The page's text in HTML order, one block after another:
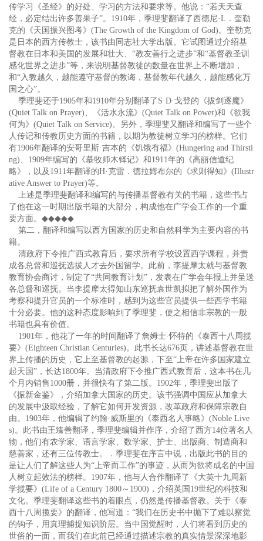
传学习《圣经》的好处、学习的方法和要求等。他说：“若天天查
经，必定结出许多善果子”。1910年，季理斐翻译了西德尼·L．奎勒
克的《天国振兴图考》(The Growth of the Kingdom of God)。奎勒克
是日本的西方传教士，该书由同志社大学出版。它试图通过介绍基
督教在日本和美国的发展和壮大、“教友善行之进步”和“基督教圣训
感化世界之进步”等，来说明基督教徒的数量在世界上不断增加，
和“入教越久，越能遵守基督的教诲，基督教年代越久，越能感化万
国之心”。
季理斐还于1905年和1910年分别翻译了S·D·戈登的《拔剑逐魔》
(Quiet Talk on Prayer)、《活水永流》(Quiet Talk on Power)和《欲我
何为》(Quiet Talk on Service)。另外，季理斐又翻译和编写了一些个
人传记和传教历史方面的书籍，以期为教徒树立学习的榜样。它们
有1906年翻译的安哥里斯·吉本的《饥饿有福》(Hungering and Thirsti
ng)、1909年编写的《慕牧师木铎记》和1911年的《高丽信道纪
略》，以及1911年翻译的H·克雷．德拉姆布尔的《求则得知》(Illustr
ative Answer to Prayer)等。
上述是季理斐翻译和编写的与传播基督教有关的书籍，这些书占
了他在这一时期出版书籍的大部分，构成他在广学会工作的一个重
要方面。 ◆◆◆◆◆
第二，翻译和编写以西方国家的历史和自然科学为主要内容的书
籍。
清政府下令推广西式教育后，要求所有学校设置西学课程，并责
成各总督和巡抚选拔人才去外国留学。此前，李提摩太就与基督教
教育协会商讨，制定了“共同教育计划”，发表在广学会年报上并呈送
各总督和巡抚。当李提摩太得知山东巡抚袁世凯拟把了解外国作为
考察和提升官员的一个标准时，感到为这些官员提供一些西学书籍
十分必要。他的这种态度影响到了季理斐，使之相信非宗教的一般
书籍也具有价值。
1901年，他花了一年的时间翻译了詹姆士·怀特的《泰西十八周揽
要》(Eighteen Christian Centuries)。此书长达676页，讲述基督教在世
界上传播的历史，它上至基督教的起源，下至“上帝在许多国家建立
起天国”，长达1800年。当清政府下令推广西式教育后，这本书在几
个月内销售1000册，并很快有了第二版。1902年，季理斐出版了
《振新金鉴》，介绍加拿大国家的历史。该书强调中国应从加拿大
的发展中汲取经验，了解它如何开发资源，改革政府和保障宗教自
由。1903年，他编辑了约翰·威斯里的《泰西名人事略》(Noble Live
s)。此书由王臻善翻译，季理斐编辑并作序，介绍了西方14位著名人
物，他们有农学家、语言学家、数学家、护士、出版商、制造商和
慈善家，还有三位传教士。．季理斐在序言中说，出版此书的目的
是让人们了解这些人为“上帝而工作”的事迹，从而为欲将成名的中国
人树立起效法的榜样。1907年，他与人合作翻译了《大英十九周新
学揽要》(Life of a Century 1800～1900)，介绍英国19世纪的科技和
文化。季理斐翻译这些书的着眼点，仍然是传播基督教。关于《泰
西十八周揽要》的翻译，他写道：“我们在历史书中抛下了难以察觉
的钩子，用真理捕捉知识阶层。当中国觉醒时，人们将看到历史的
世俗的一面，而我们在此前已经通过描述宗教的真实情景深深地影